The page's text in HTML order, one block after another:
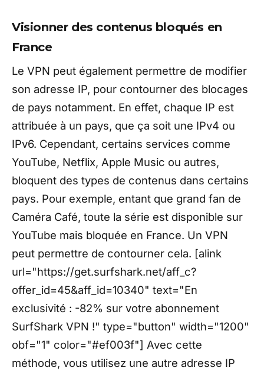
Visionner des contenus bloqués en
France
Le VPN peut également permettre de modifier
son adresse IP, pour contourner des blocages
de pays notamment. En effet, chaque IP est
attribuée à un pays, que ça soit une IPv4 ou
IPv6. Cependant, certains services comme
YouTube, Netflix, Apple Music ou autres,
bloquent des types de contenus dans certains
pays. Pour exemple, entant que grand fan de
Caméra Café, toute la série est disponible sur
YouTube mais bloquée en France. Un VPN
peut permettre de contourner cela. [alink
url="https://get.surfshark.net/aff_c?
offer_id=45&aff_id=10340" text="En
exclusivité : -82% sur votre abonnement
SurfShark VPN !" type="button" width="1200"
obf="1" color="#ef003f"] Avec cette
méthode, vous utilisez une autre adresse IP